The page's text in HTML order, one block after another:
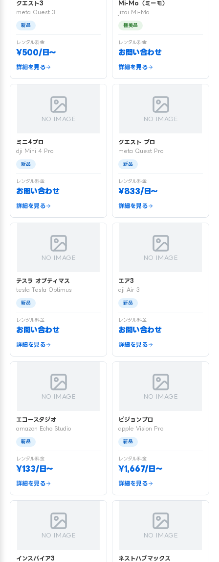
クエスト3
meta Quest 3
新品
レンタル料金
¥500/日〜
詳細を見る
Mi-Mo（ミーモ）
jizai Mi-Mo
極美品
レンタル料金
お問い合わせ
詳細を見る
NO IMAGE
ミニ4プロ
dji Mini 4 Pro
新品
レンタル料金
お問い合わせ
詳細を見る
NO IMAGE
クエスト プロ
meta Quest Pro
新品
レンタル料金
¥833/日〜
詳細を見る
NO IMAGE
テスラ オプティマス
tesla Tesla Optimus
新品
レンタル料金
お問い合わせ
詳細を見る
NO IMAGE
エア3
dji Air 3
新品
レンタル料金
お問い合わせ
詳細を見る
NO IMAGE
エコースタジオ
amazon Echo Studio
新品
レンタル料金
¥133/日〜
詳細を見る
NO IMAGE
ビジョンプロ
apple Vision Pro
新品
レンタル料金
¥1,667/日〜
詳細を見る
NO IMAGE
インスパイア3
NO IMAGE
ネストハブマックス